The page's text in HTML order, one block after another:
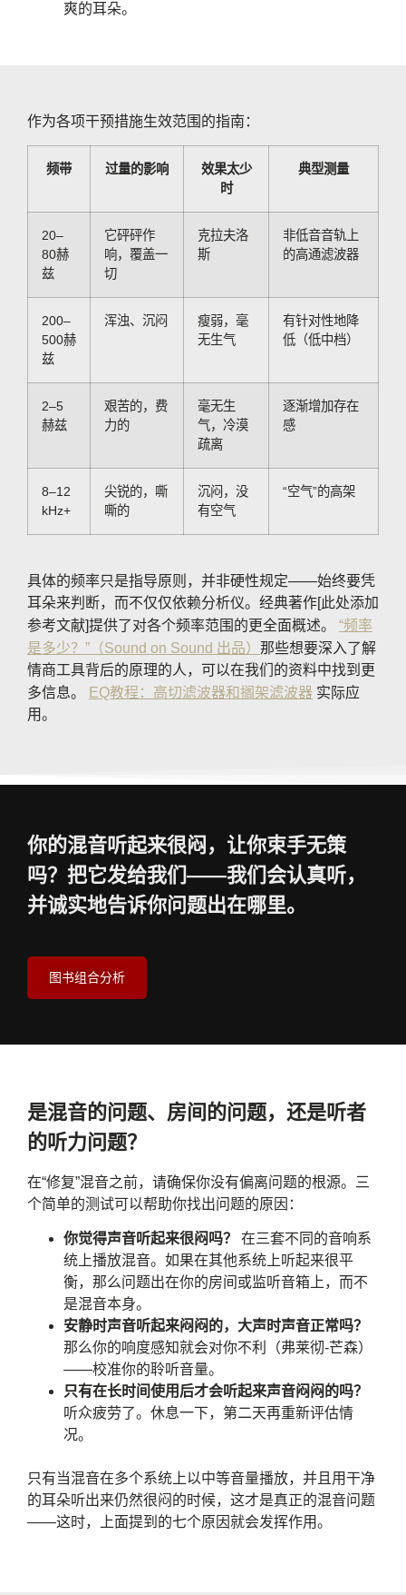
爽的耳朵。
作为各项干预措施生效范围的指南：
频带 过量的影响
效果太少
时
典型测量
20–
80赫
兹
它砰砰作
响，覆盖一
切
克拉夫洛
斯
非低音音轨上
的高通滤波器
200–
500赫
兹
浑浊、沉闷
瘦弱，毫
无生气
有针对性地降
低（低中档）
2–5
赫兹
艰苦的，费
力的
毫无生
气，冷漠
疏离
逐渐增加存在
感
8–12
kHz+
尖锐的，嘶
嘶的
沉闷，没
有空气
“空气”的高架
具体的频率只是指导原则，并非硬性规定——始终要凭
耳朵来判断，而不仅仅依赖分析仪。经典著作[此处添加
参考文献]提供了对各个频率范围的更全面概述。 “频率
是多少？”（Sound on Sound 出品） 那些想要深入了解
情商工具背后的原理的人，可以在我们的资料中找到更
多信息。
EQ教程：高切滤波器和搁架滤波器 实际应
用。
你的混音听起来很闷，让你束手无策
吗？把它发给我们——我们会认真听，
并诚实地告诉你问题出在哪里。
图书组合分析
是混音的问题、房间的问题，还是听者
的听力问题？
在“修复”混音之前，请确保你没有偏离问题的根源。三
个简单的测试可以帮助你找出问题的原因：
你觉得声音听起来很闷吗？
在三套不同的音响系
统上播放混音。如果在其他系统上听起来很平
衡，那么问题出在你的房间或监听音箱上，而不
是混音本身。
安静时声音听起来闷闷的，大声时声音正常吗？
那么你的响度感知就会对你不利（弗莱彻-芒森）
——校准你的聆听音量。
只有在长时间使用后才会听起来声音闷闷的吗？
听众疲劳了。休息一下，第二天再重新评估情
况。
只有当混音在多个系统上以中等音量播放，并且用干净
的耳朵听出来仍然很闷的时候，这才是真正的混音问题
——这时，上面提到的七个原因就会发挥作用。